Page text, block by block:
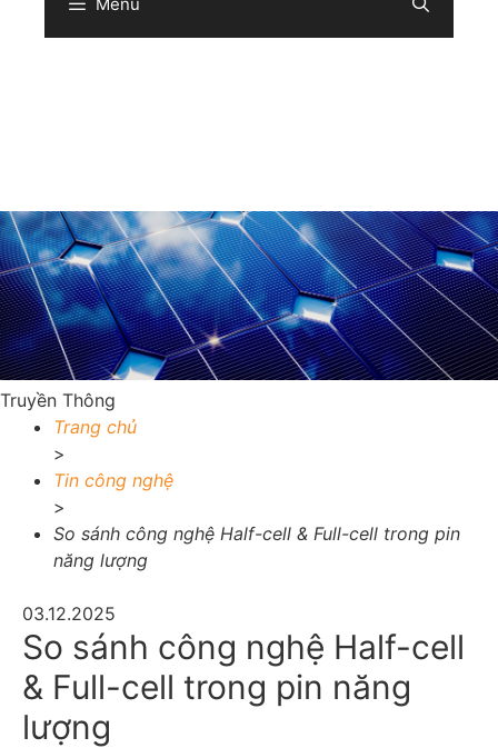
Truyền Thông
Trang chủ
>
Tin công nghệ
>
So sánh công nghệ Half-cell & Full-cell trong pin
năng lượng
03.12.2025
So sánh công nghệ Half-cell
& Full-cell trong pin năng
lượng